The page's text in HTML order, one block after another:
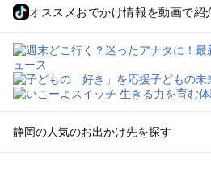
オススメおでかけ情報を動画で紹
静岡の人気のお出かけ先を探す